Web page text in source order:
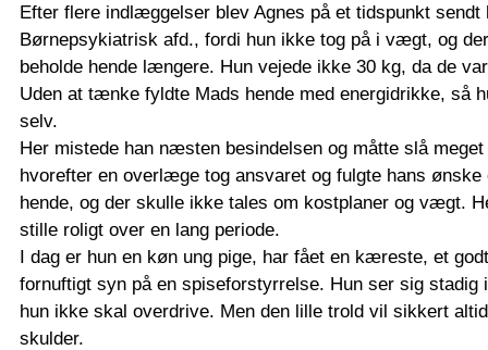
Efter flere indlæggelser blev Agnes på et tidspunkt sendt
Børnepsykiatrisk afd., fordi hun ikke tog på i vægt, og
beholde hende længere. Hun vejede ikke 30 kg, da de
Uden at tænke fyldte Mads hende med energidrikke, så
selv.
Her mistede han næsten besindelsen og måtte slå
hvorefter en overlæge tog ansvaret og fulgte hans
hende, og der skulle ikke tales om kostplaner og vægt.
stille roligt over en lang periode.
I dag er hun en køn ung pige, har fået en kæreste, et
fornuftigt syn på en spiseforstyrrelse. Hun ser sig stadig
hun ikke skal overdrive. Men den lille trold vil sikkert
skulder.